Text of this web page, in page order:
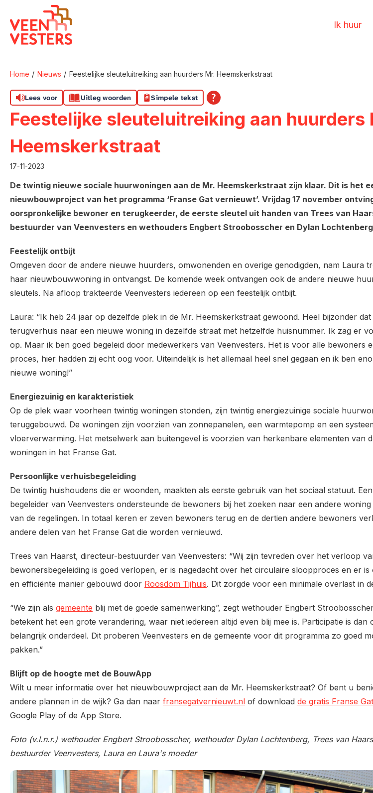
Naar hoofdinhoud
Naar hoofdnavigatiemenu
Naar zoeken
Naar de homepage
Ik huur
Home Nieuws Feestelijke sleuteluitreiking aan huurders Mr. Heemskerkstraat
Lees voor Uitleg woorden Simpele tekst
Feestelijke sleuteluitreiking aan huurders
Heemskerkstraat
17-11-2023
De twintig nieuwe sociale huurwoningen aan de Mr. Heemskerkstraat zijn klaar. Dit is het
nieuwbouwproject van het programma ‘Franse Gat vernieuwt’. Vrijdag 17 november
oorspronkelijke bewoner en terugkeerder, de eerste sleutel uit handen van Trees van
bestuurder van Veenvesters en wethouders Engbert Stroobosscher en Dylan
Feestelijk ontbijt
Omgeven door de andere nieuwe huurders, omwonenden en overige genodigden, nam Laura
haar nieuwbouwwoning in ontvangst. De komende week ontvangen ook de andere nieuwe
sleutels. Na afloop trakteerde Veenvesters iedereen op een feestelijk ontbijt.
Laura: “Ik heb 24 jaar op dezelfde plek in de Mr. Heemskerkstraat gewoond. Heel bijzonder
terugverhuis naar een nieuwe woning in dezelfde straat met hetzelfde huisnummer. Ik zag er
op. Maar ik ben goed begeleid door medewerkers van Veenvesters. Het is voor alle bewoners
proces, hier hadden zij echt oog voor. Uiteindelijk is het allemaal heel snel gegaan en ik ben
nieuwe woning!”
Energiezuinig en karakteristiek
Op de plek waar voorheen twintig woningen stonden, zijn twintig energiezuinige sociale
teruggebouwd. De woningen zijn voorzien van zonnepanelen, een warmtepomp en een
vloerverwarming. Het metselwerk aan buitengevel is voorzien van herkenbare elementen van
woningen in het Franse Gat.
Persoonlijke verhuisbegeleiding
De twintig huishoudens die er woonden, maakten als eerste gebruik van het sociaal statuut.
begeleider van Veenvesters ondersteunde de bewoners bij het zoeken naar een andere
van de regelingen. In totaal keren er zeven bewoners terug en de dertien andere bewoners
andere delen van het Franse Gat die worden vernieuwd.
Trees van Haarst, directeur-bestuurder van Veenvesters: “Wij zijn tevreden over het verloop
bewonersbegeleiding is goed verlopen, er is nagedacht over het circulaire sloopproces en er is
en efficiënte manier gebouwd door Roosdom Tijhuis. Dit zorgde voor een minimale overlast in
“We zijn als gemeente blij met de goede samenwerking”, zegt wethouder Engbert
betekent het een grote verandering, waar niet iedereen altijd even blij mee is. Participatie is dan
belangrijk onderdeel. Dit proberen Veenvesters en de gemeente voor dit programma zo goed
pakken.”
Blijft op de hoogte met de BouwApp
Wilt u meer informatie over het nieuwbouwproject aan de Mr. Heemskerkstraat? Of bent u
andere plannen in de wijk? Ga dan naar fransegatvernieuwt.nl of download de gratis Franse
Google Play of de App Store.
Foto (v.l.n.r.) wethouder Engbert Stroobosscher, wethouder Dylan Lochtenberg, Trees van
bestuurder Veenvesters, Laura en Laura's moeder